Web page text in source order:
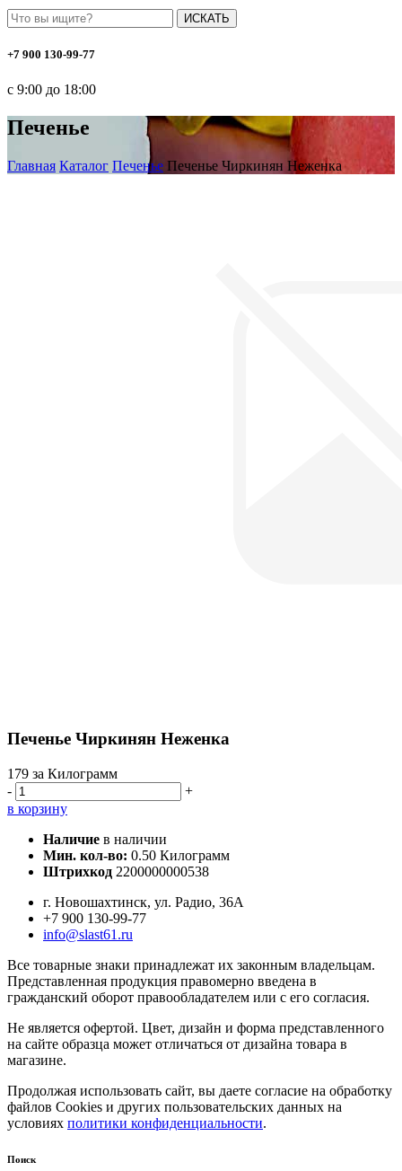
ИСКАТЬ
+7 900 130-99-77
с 9:00 до 18:00
Печенье
Главная Каталог Печенье Печенье Чиркинян Неженка
Печенье Чиркинян Неженка
179 за Килограмм
-
+
в корзину
Наличие в наличии
Мин. кол-во: 0.50 Килограмм
Штрихкод 2200000000538
г. Новошахтинск, ул. Радио, 36А
+7 900 130-99-77
info@slast61.ru
Все товарные знаки принадлежат их законным владельцам.
Представленная продукция правомерно введена в
гражданский оборот правообладателем или с его согласия.
Не является офертой. Цвет, дизайн и форма представленного
на сайте образца может отличаться от дизайна товара в
магазине.
Продолжая использовать сайт, вы даете согласие на обработку
файлов Cookies и других пользовательских данных на
условиях политики конфиденциальности.
Поиск